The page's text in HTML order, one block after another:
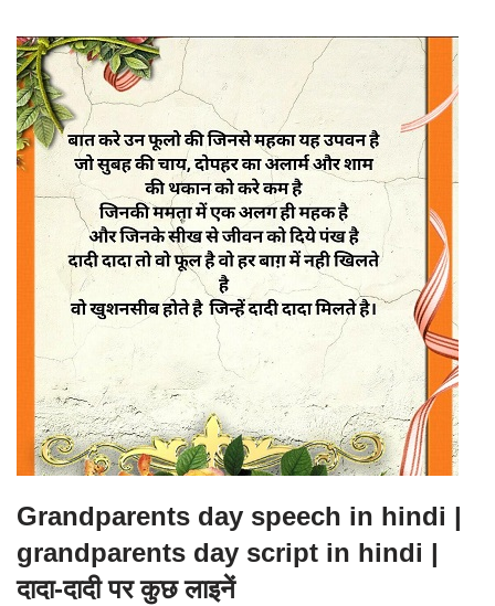
Grandparents day speech in hindi |
grandparents day script in hindi |
दादा-दादी पर कुछ लाइनें